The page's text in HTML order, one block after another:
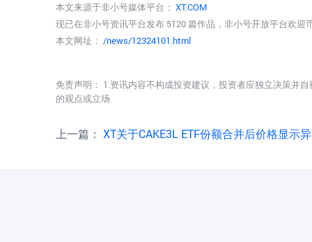
本文来源于非小号媒体平台： XT.COM
现已在非小号资讯平台发布 5120 篇作品，非小号开放平台欢迎
本文网址： /news/12324101.html
免责声明： 1.资讯内容不构成投资建议，投资者应独立决策并
的观点或立场
上一篇： XT关于CAKE3L ETF份额合并后价格显示异常的说明